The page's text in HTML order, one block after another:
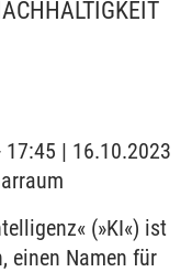
| 16.10.2023
(»KI«) ist
einen Namen für